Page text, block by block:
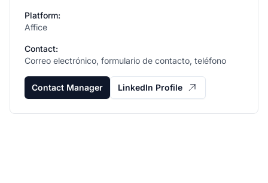
Platform:
Affice
Contact:
Correo electrónico, formulario de contacto, teléfono
Contact Manager LinkedIn Profile